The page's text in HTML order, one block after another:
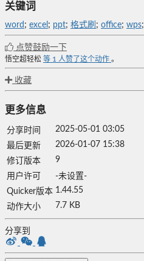
关键词
word ; excel ; ppt; 格式刷 ; office; wps;
点赞鼓励一下
悟空超轻松 等 1 人赞了这个动作 。
收藏
更多信息
分享时间
2025-05-01 03:05
最后更新
2026-01-07 15:38
修订版本
9
用户许可
-未设置-
Quicker版本 1.44.55
动作大小
7.7 KB
分享到